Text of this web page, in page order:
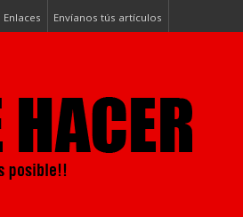
Enlaces Envíanos tús artículos